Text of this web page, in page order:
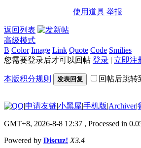
使用道具 举报
返回列表
高级模式
B Color Image Link Quote Code Smilies
您需要登录后才可以回帖 登录 | 立即注
本版积分规则 发表回复 回帖后跳转
|申请友链|小黑屋|手机版|Archiver|
GMT+8, 2026-8-8 12:37 , Processed in
Powered by Discuz! X3.4